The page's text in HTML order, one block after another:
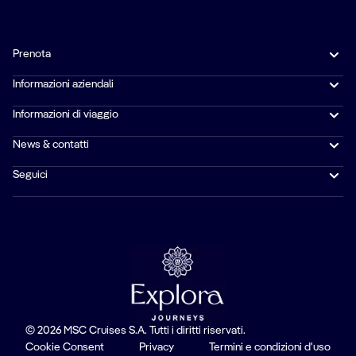
Prenota
Informazioni aziendali
Informazioni di viaggio
News & contatti
Seguici
© 2026 MSC Cruises S.A. Tutti i diritti riservati.
Cookie Consent
Privacy Termini e condizioni d'uso